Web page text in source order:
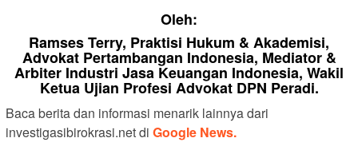
Oleh:
Ramses Terry, Praktisi Hukum & Akademisi,
Advokat Pertambangan Indonesia, Mediator &
Arbiter Industri Jasa Keuangan Indonesia, Wakil
Ketua Ujian Profesi Advokat DPN Peradi.
Baca berita dan informasi menarik lainnya dari
investigasibirokrasi.net di Google News.